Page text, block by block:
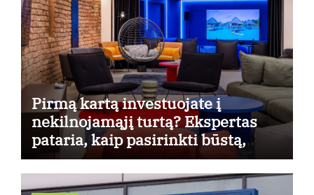
Pirmą kartą investuojate į
nekilnojamąjį turtą? Ekspertas
pataria, kaip pasirinkti būstą,
kuris generuos grąžą